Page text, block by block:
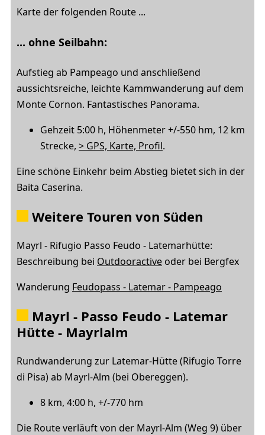
Karte der folgenden Route ...
... ohne Seilbahn:
Aufstieg ab Pampeago und anschließend
aussichtsreiche, leichte Kammwanderung auf dem
Monte Cornon. Fantastisches Panorama.
Gehzeit 5:00 h, Höhenmeter +/-550 hm, 12 km
Strecke, > GPS, Karte, Profil.
Eine schöne Einkehr beim Abstieg bietet sich in der
Baita Caserina.
Weitere Touren von Süden
Mayrl - Rifugio Passo Feudo - Latemarhütte:
Beschreibung bei Outdooractive oder bei Bergfex
Wanderung Feudopass - Latemar - Pampeago
Mayrl - Passo Feudo - Latemar
Hütte - Mayrlalm
Rundwanderung zur Latemar-Hütte (Rifugio Torre
di Pisa) ab Mayrl-Alm (bei Obereggen).
8 km, 4:00 h, +/-770 hm
Die Route verläuft von der Mayrl-Alm (Weg 9) über